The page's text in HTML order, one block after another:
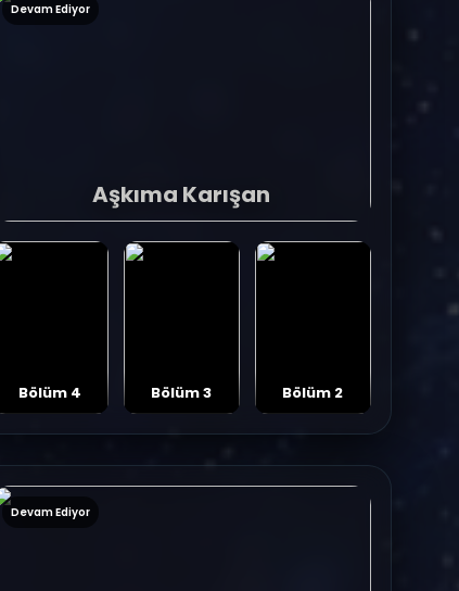
Devam Ediyor
Aşkıma Karışan
Bölüm 4 Bölüm 3 Bölüm 2
Devam Ediyor